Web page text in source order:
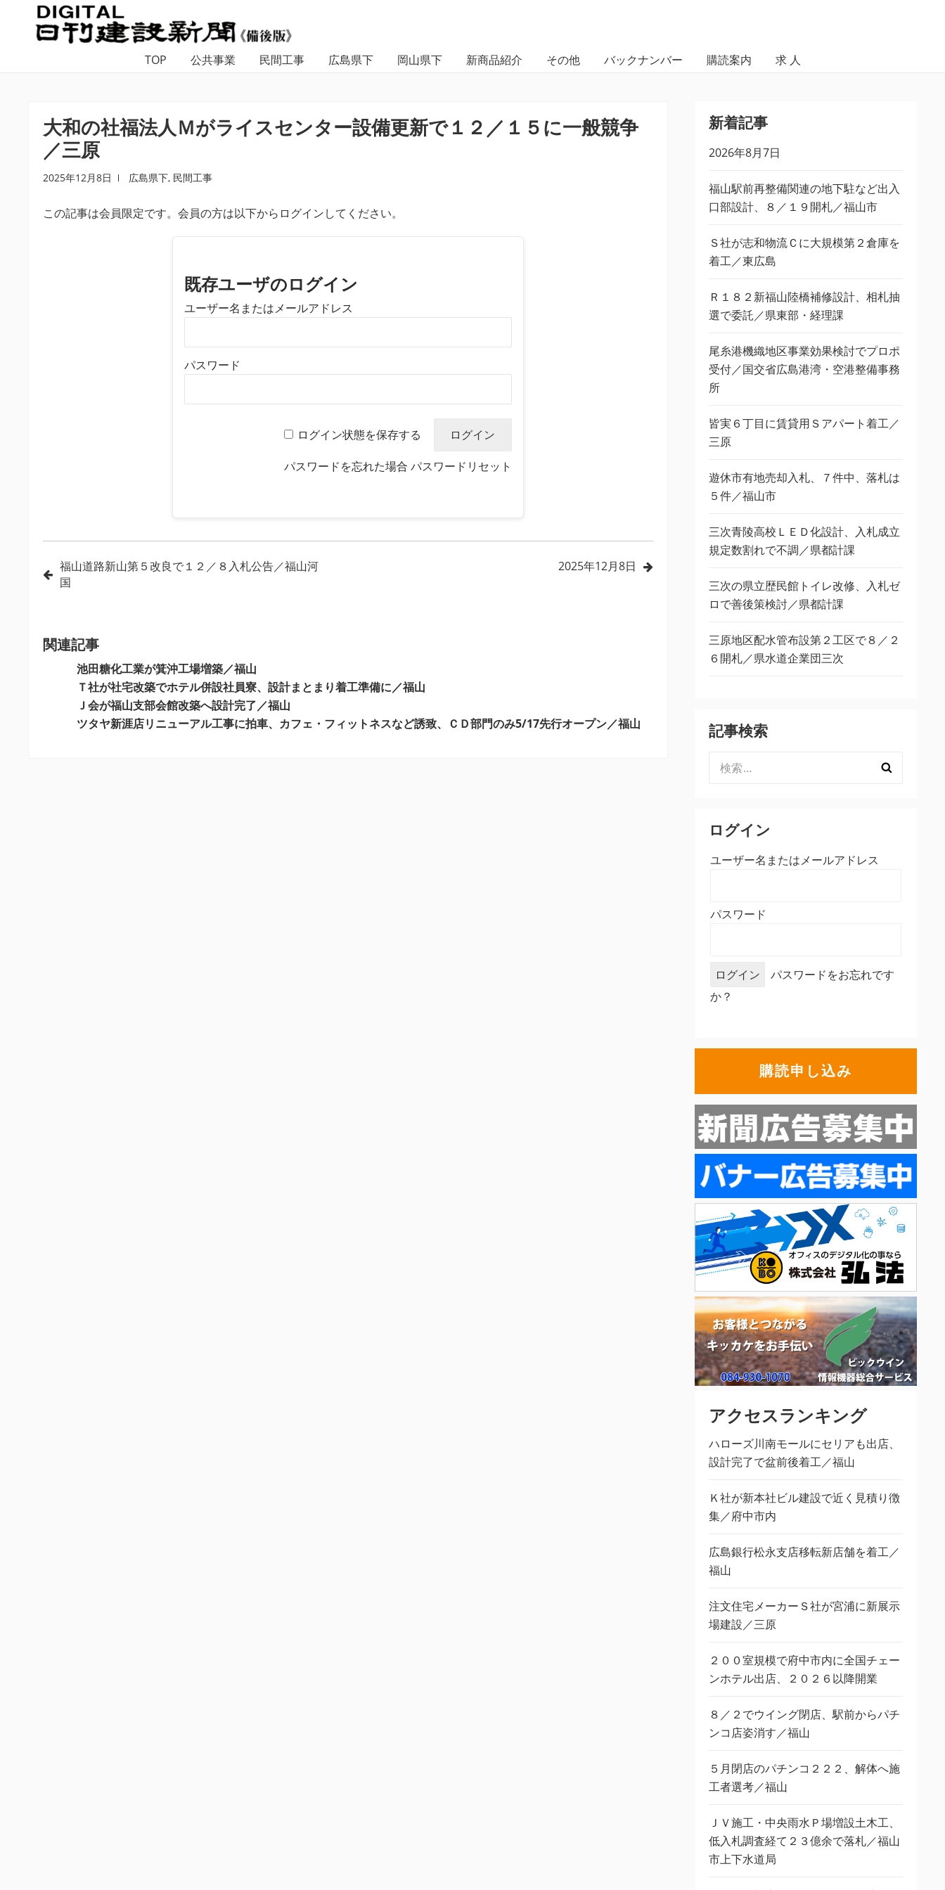
ナ
ビ
ゲ
コ
ン
テ
TOP 公共事業 民間工事 広島県下 岡山県下 新商品紹介 その他 バックナンバー 購読案内 求 人
大和の社福法人Ｍがライスセンター設備更新で１２／１５に一般競争
／三原
2025年12月8日 広島県下, 民間工事
この記事は会員限定です。会員の方は以下からログインしてください。
既存ユーザのログイン
ユーザー名またはメールアドレス
パスワード
ログイン状態を保存する
パスワードを忘れた場合パスワードリセット
投
ゲ
福山道路新山第５改良で１２／８入札公告／福山河
国
2025年12月8日
関連記事
池田糖化工業が箕沖工場増築／福山
Ｔ社が社宅改築でホテル併設社員寮、設計まとまり着工準備に／福山
Ｊ会が福山支部会館改築へ設計完了／福山
ツタヤ新涯店リニューアル工事に拍車、カフェ・フィットネスなど誘致、ＣＤ部門のみ5/17先行オープン／福山
新着記事
2026年8月7日
福山駅前再整備関連の地下駐など出入
口部設計、８／１９開札／福山市
Ｓ社が志和物流Ｃに大規模第２倉庫を
着工／東広島
Ｒ１８２新福山陸橋補修設計、相札抽
選で委託／県東部・経理課
尾糸港機織地区事業効果検討でプロポ
受付／国交省広島港湾・空港整備事務
所
皆実６丁目に賃貸用Ｓアパート着工／
三原
遊休市有地売却入札、７件中、落札は
５件／福山市
三次青陵高校ＬＥＤ化設計、入札成立
規定数割れで不調／県都計課
三次の県立歴民館トイレ改修、入札ゼ
ロで善後策検討／県都計課
三原地区配水管布設第２工区で８／２
６開札／県水道企業団三次
記事検索
索:
ログイン
ユーザー名またはメールアドレス
パスワード
パスワードをお忘れです
か？
購読申し込み
アクセスランキング
ハローズ川南モールにセリアも出店、
設計完了で盆前後着工／福山
Ｋ社が新本社ビル建設で近く見積り徴
集／府中市内
広島銀行松永支店移転新店舗を着工／
福山
注文住宅メーカーＳ社が宮浦に新展示
場建設／三原
２００室規模で府中市内に全国チェー
ンホテル出店、２０２６以降開業
８／２でウイング閉店、駅前からパチ
ンコ店姿消す／福山
５月閉店のパチンコ２２２、解体へ施
工者選考／福山
ＪＶ施工・中央雨水Ｐ場増設土木工、
低入札調査経て２３億余で落札／福山
市上下水道局